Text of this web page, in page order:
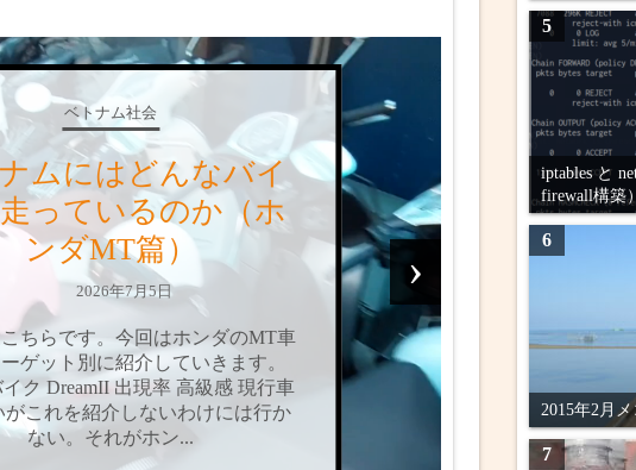
ベトナムにはどんなバイ
クが走っているのか？
（ホンダAT篇）
2026年6月9日
親記事はこちらです。今回はホンダのAT車
を、販売ターゲット別に紹介していきま
す。個人的にはAT車って嫌いなんですよ
ね。操作感の問題や値段の問題だけではな
く、最大の難点は「両手を離せない」こ
›
5
iptables と
firewall構築
6
2015年2月
7